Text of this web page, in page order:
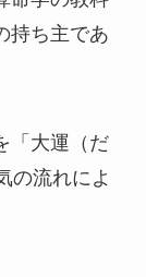
持ち主であ
「大運（だ
の流れによ